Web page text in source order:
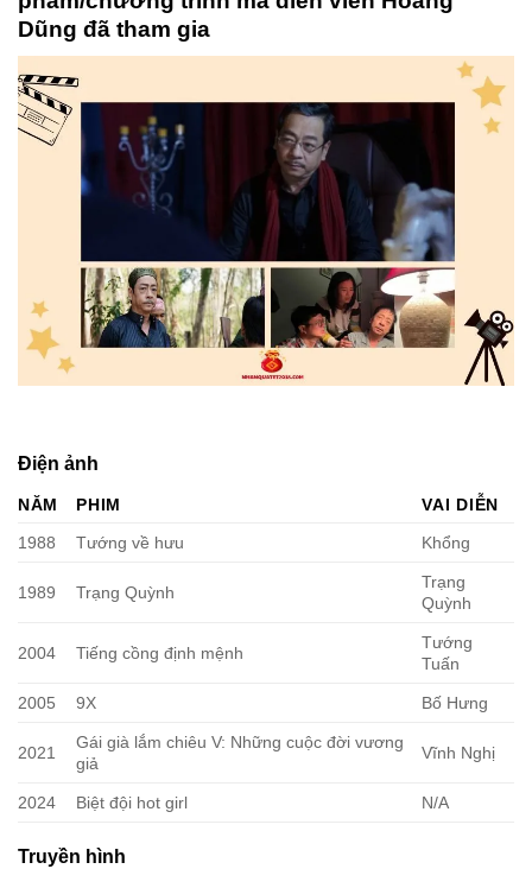
Dũng đã tham gia
Điện ảnh
NĂM PHIM
VAI DIỄN
1988
Tướng về hưu Khổng
1989 Trạng Quỳnh
Trạng
Quỳnh
2004 Tiếng cồng định mệnh
Tướng
Tuấn
2005 9X Bố Hưng
2021
Gái già lắm chiêu V: Những cuộc đời vương
giả
Vĩnh Nghị
2024 Biệt đội hot girl N/A
Truyền hình